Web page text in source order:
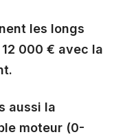
les longs
000 € avec la
aussi la
moteur (0-